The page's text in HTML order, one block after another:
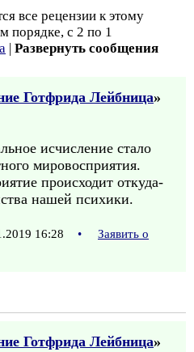
все рецензии к этому
порядке, с 2 по 1
| Развернуть сообщения
Готфрида Лейбница»
исчисление стало
мировосприятия.
происходит откуда-
нашей психики.
16:28 •
Заявить о
Готфрида Лейбница»